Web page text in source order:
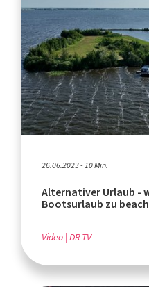
26.06.2023 - 10 Min.
Alternativer Urlaub -
Bootsurlaub zu
Video DR-TV